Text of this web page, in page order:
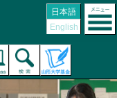
日本語
English